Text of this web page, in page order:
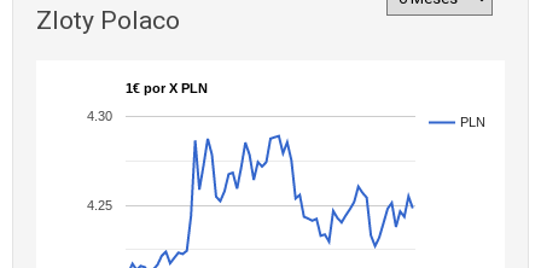
Zloty Polaco
1€ por X PLN
PLN
4.25
4.30